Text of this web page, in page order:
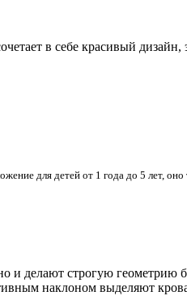
в себе красивый дизайн,
для детей от 1 года до 5 лет, оно
и делают строгую
наклоном выделяют